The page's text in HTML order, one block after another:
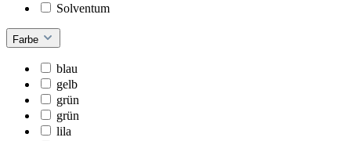
Solventum
Farbe
blau
gelb
grün
grün
lila